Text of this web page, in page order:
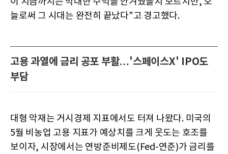
늘로써 그 시대는 완전히 끝났다"고 경고했다.
고용 과열에 금리 공포 부활…'스페이스X' IPO도
부담
대형 악재는 거시경제 지표에서도 터져 나왔다. 미국의
5월 비농업 고용 지표가 예상치를 크게 웃도는 호조를
보이자, 시장에서는 연방준비제도(Fed-연준)가 금리를